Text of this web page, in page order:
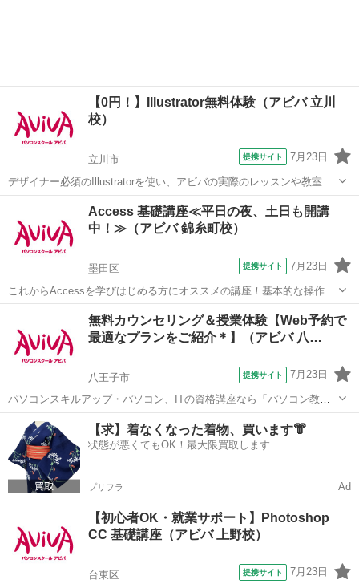
【0円！】Illustrator無料体験（アビバ 立川
校）
立川市 提携サイト 7月23日
デザイナー必須のIllustratorを使い、アビバの実際のレッスンや教室の
雰囲気を無料で体験♪ ペンツール（ベジェ曲線）でのイラスト作成か
ら、Illustratorだからできるタイトルデコレーション術など、あなたに
合ったメ...
Illustrator
Access 基礎講座≪平日の夜、土日も開講
中！≫（アビバ 錦糸町校）
墨田区 提携サイト 7月23日
これからAccessを学びはじめる方にオススメの講座！基本的な操作か
らリレーションシップなど、データベース管理ソフトであるAccessの
醍醐味を学ぶ事ができる講座です。 ■学習内容■ 基本操作・テーブ
ル・クエリ・フォーム...
アクセス
無料カウンセリング＆授業体験【Web予約で
最適なプランをご紹介＊】（アビバ 八…
八王子市 提携サイト 7月23日
パソコンスキルアップ・パソコン、ITの資格講座なら「パソコン教室
アビバ」。 全国直営100校以上で通学に便利！ ただいま、パソコン教
室アビバでは、全国の教室で説明会・無料体験授業を実施中です。 個
別カウンセリングと少人数個別...
東京 八王子市 エクセル
【求】着なくなった着物、買います👘
状態が悪くてもOK！最大限買取します
プリフラ Ad
【初心者OK・就業サポート】Photoshop
CC 基礎講座（アビバ 上野校）
台東区 提携サイト 7月23日